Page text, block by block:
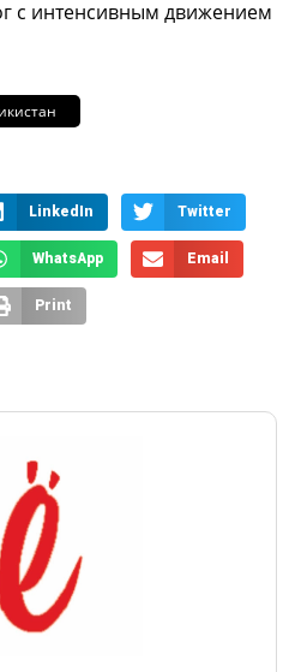
с интенсивным движением
LinkedIn Twitter
WhatsApp Email
Print